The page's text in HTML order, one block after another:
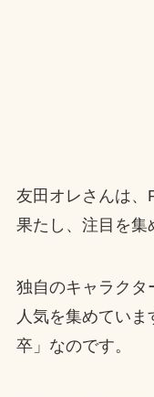
友田オレさんは、
果たし、注目を集
独自のキャラクタ
人気を集めてい
卒」なのです。